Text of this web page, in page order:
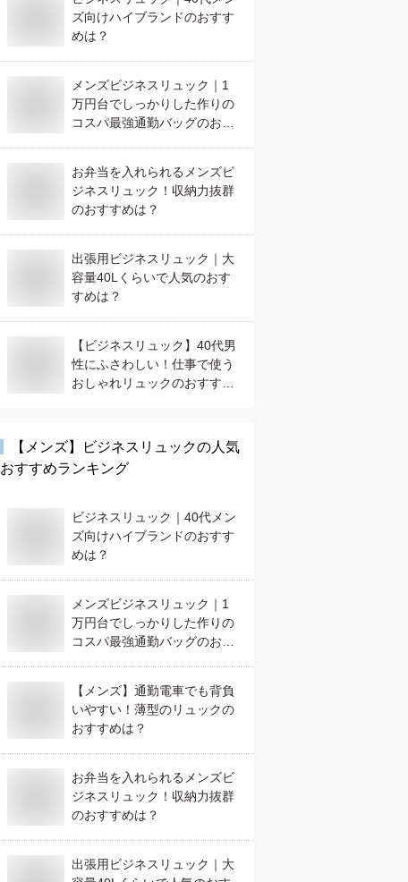
ズ向けハイブランドのおすす
めは？
メンズビジネスリュック｜1
万円台でしっかりした作りの
コスパ最強通勤バッグのおす
お弁当を入れられるメンズビ
ジネスリュック！収納力抜群
のおすすめは？
出張用ビジネスリュック｜大
容量40Lくらいで人気のおす
すめは？
【ビジネスリュック】40代男
性にふさわしい！仕事で使う
おしゃれリュックのおすすめ
【メンズ】 ビジネスリュックの人気
おすすめランキング
ビジネスリュック｜40代メン
ズ向けハイブランドのおすす
めは？
メンズビジネスリュック｜1
万円台でしっかりした作りの
コスパ最強通勤バッグのおす
【メンズ】通勤電車でも背負
いやすい！薄型のリュックの
おすすめは？
お弁当を入れられるメンズビ
ジネスリュック！収納力抜群
のおすすめは？
出張用ビジネスリュック｜大